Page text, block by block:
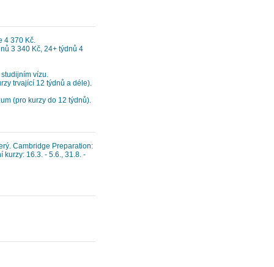
4 370 Kč.
3 340 Kč, 24+ týdnů 4
vízu.
trvající 12 týdnů a déle).
(pro kurzy do 12 týdnů).
Cambridge Preparation:
kurzy: 16.3. - 5.6., 31.8. -